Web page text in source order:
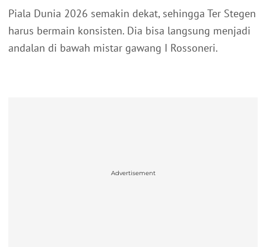
Piala Dunia 2026 semakin dekat, sehingga Ter Stegen
harus bermain konsisten. Dia bisa langsung menjadi
andalan di bawah mistar gawang I Rossoneri.
Advertisement